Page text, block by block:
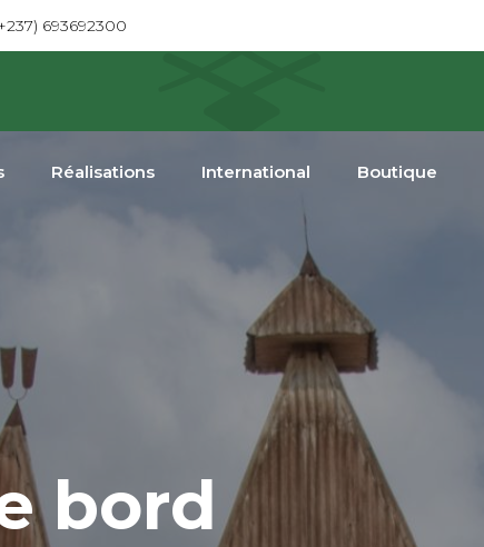
693692300
Réalisations International Boutique
bord